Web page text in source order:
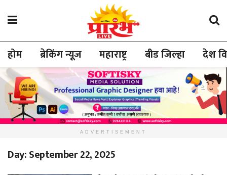
होम ब्रेकिंग न्यूज महाराष्ट्र बीड जिल्हा देश
ADVERTISEMENT
Day:September 22, 2025